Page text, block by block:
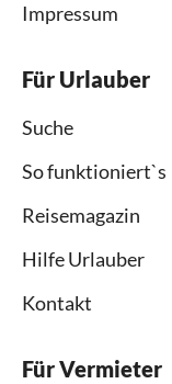
Impressum
Für Urlauber
Suche
So funktioniert`s
Reisemagazin
Hilfe Urlauber
Kontakt
Für Vermieter